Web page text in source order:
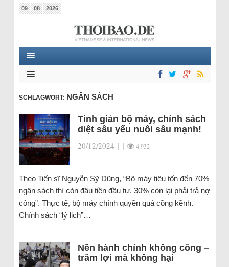
09 08 2026
SCHLAGWORT: NGÂN SÁCH
Tinh giản bộ máy, chính sách
diệt sâu yếu nuôi sâu mạnh!
20/12/2024 | | 4.932
Theo Tiến sĩ Nguyễn Sỹ Dũng, “Bộ máy tiêu tốn đến 70%
ngân sách thì còn đâu tiền đầu tư. 30% còn lại phải trả nợ
công”. Thực tế, bộ máy chính quyền quá cồng kềnh.
Chính sách “lý lịch”…
Nền hành chính không công –
trăm lợi mà không hại